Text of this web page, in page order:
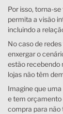
Por isso, torna-
permita a visão
incluindo a
No caso de
enxergar o
estão recebendo
lojas não têm
Imagine que
e tem orçamento
compra para não